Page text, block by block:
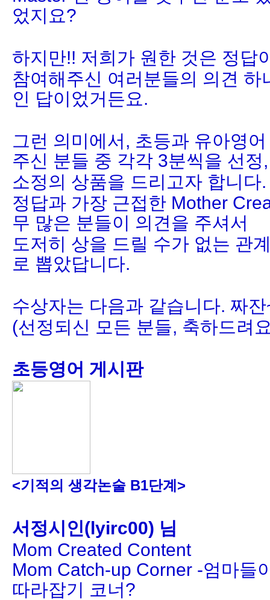
었지요?
하지만!! 저희가 원한 것은 정답
참여해주신 여러분들의 의견 하
인 답이었거든요.
그런 의미에서, 초등과 유아영
주신 분들 중 각각 3분씩을 선정,
소정의 상품을 드리고자 합니다.
정답과 가장 근접한 Mother
무 많은 분들이 의견을 주셔서
도저히 상을 드릴 수가 없는 관
로 뽑았답니다.
수상자는 다음과 같습니다. 짜
(선정되신 모든 분들, 축하드려
초등영어 게시판
<기적의 생각논술 B1단계>
서정시인(lyirc00) 님
Mom Created Content
Mom Catch-up Corner -엄마들
따라잡기 코너?